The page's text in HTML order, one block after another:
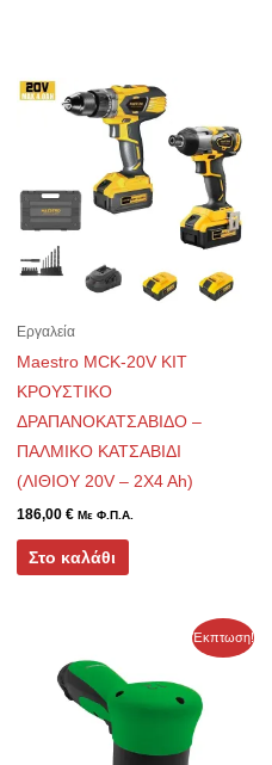
Εργαλεία
Maestro MCK-20V KIT
ΚΡΟΥΣΤΙΚΟ
ΔΡΑΠΑΝΟΚΑΤΣΑΒΙΔΟ –
ΠΑΛΜΙΚΟ ΚΑΤΣΑΒΙΔΙ
(ΛΙΘΙΟΥ 20V – 2X4 Ah)
186,00 € Με Φ.Π.Α.
Στο καλάθι
Έκπτωση!
was:
359,60 €.
τρέχουσα
είναι:
323,64 €.